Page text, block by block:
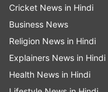
पीटीआई की खबर के
एमडी अमित पबारी ने
बाहरी झटकों, खासकर
के प्रति संवेदनशील
Cricket News in Hindi
Business News
Religion News in Hindi
Explainers News in Hindi
Health News in Hindi